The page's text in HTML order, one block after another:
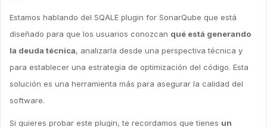
Estamos hablando del SQALE plugin for SonarQube que está
diseñado para que los usuarios conozcan qué está generando
la deuda técnica, analizarla desde una perspectiva técnica y
para establecer una estrategia de optimización del código. Esta
solución es una herramienta más para asegurar la calidad del
software.
Si quieres probar este plugin, te recordamos que tienes un